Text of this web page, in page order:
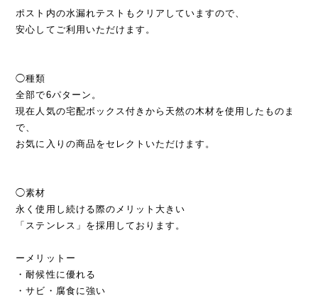
ポスト内の水漏れテストもクリアしていますので、
安心してご利用いただけます。
◯種類
全部で6パターン。
現在人気の宅配ボックス付きから天然の木材を使用したものま
で、
お気に入りの商品をセレクトいただけます。
◯素材
永く使用し続ける際のメリット大きい
「ステンレス」を採用しております。
ーメリットー
・耐候性に優れる
・サビ・腐食に強い